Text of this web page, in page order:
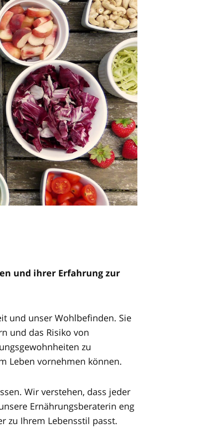
und ihrer Erfahrung zur
und unser Wohlbefinden. Sie
und das Risiko von
zu
Leben vornehmen können.
Wir verstehen, dass jeder
Ernährungsberaterin eng
zu Ihrem Lebensstil passt.